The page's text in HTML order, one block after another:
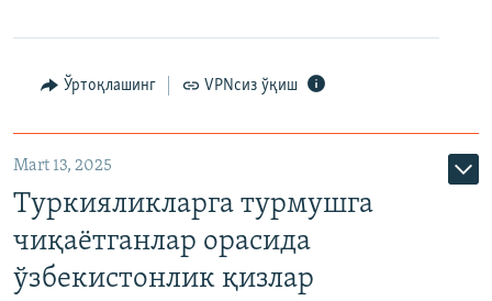
Ўртоқлашинг VPNсиз ўқиш
Mart 13, 2025
Туркияликларга турмушга
чиқаётганлар орасида
ўзбекистонлик қизлар